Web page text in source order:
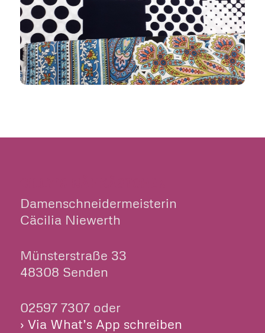
Damenschneidermeisterin
Cäcilia Niewerth
Münsterstraße 33
48308 Senden
02597 7307 oder
› Via What’s App schreiben